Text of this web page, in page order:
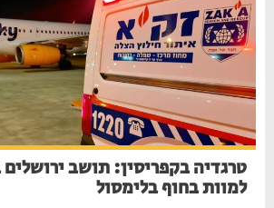
למוות בחוף בלימסול